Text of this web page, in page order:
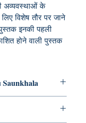
अव्यवस्थाओं के
विशेष तौर पर जाने
इनकी पहली
होने वाली पुस्तक